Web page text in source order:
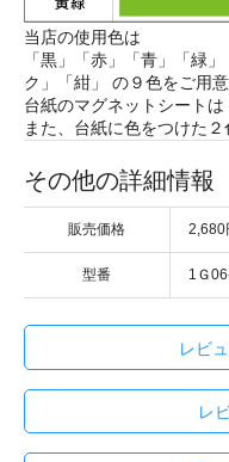
当店の使用色は
「黒」「赤」「青」「緑
ク」「紺」 の９色をご用
台紙のマグネットシートは
また、台紙に色をつけた２
その他の詳細情報
販売価格 2,680
型番 1Ｇ
レビ
レ